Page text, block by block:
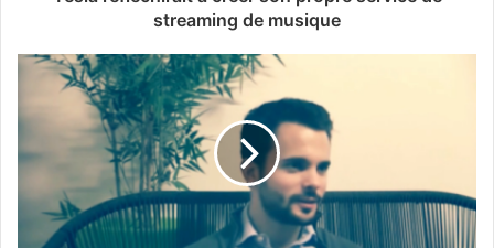
streaming de musique